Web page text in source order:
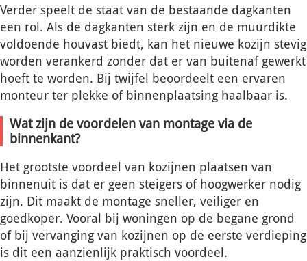
Verder speelt de staat van de bestaande dagkanten
een rol. Als de dagkanten sterk zijn en de muurdikte
voldoende houvast biedt, kan het nieuwe kozijn stevig
worden verankerd zonder dat er van buitenaf gewerkt
hoeft te worden. Bij twijfel beoordeelt een ervaren
monteur ter plekke of binnenplaatsing haalbaar is.
Wat zijn de voordelen van montage via de
binnenkant?
Het grootste voordeel van kozijnen plaatsen van
binnenuit is dat er geen steigers of hoogwerker nodig
zijn. Dit maakt de montage sneller, veiliger en
goedkoper. Vooral bij woningen op de begane grond
of bij vervanging van kozijnen op de eerste verdieping
is dit een aanzienlijk praktisch voordeel.